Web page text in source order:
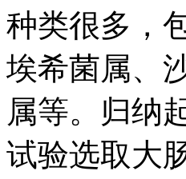
种类很多，
埃希菌属、
属等。归纳
试验选取大